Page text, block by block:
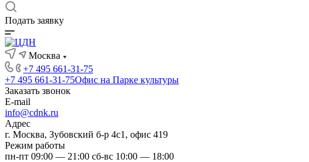
Подать заявку
Москва
+7 495 661-31-75
+7 495 661-31-75Офис на Парке культуры
Заказать звонок
E-mail
info@cdnk.ru
Адрес
г. Москва, Зубовский б-р 4с1, офис 419
Режим работы
пн-пт 09:00 — 21:00 сб-вс 10:00 — 18:00